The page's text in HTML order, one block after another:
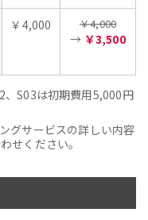
￥4,000 ￥4,000
→ ￥3,500
、S03は初期費用5,000円
グサービスの詳しい内容
せください。